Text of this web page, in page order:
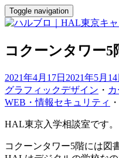
Toggle navigation
コクーンタワー
2021年4月17日 2021年5月14
グラフィックデザイン ・
WEB・情報セキュリティ ・
HAL東京入学相談室です。
コクーンタワー5階には図